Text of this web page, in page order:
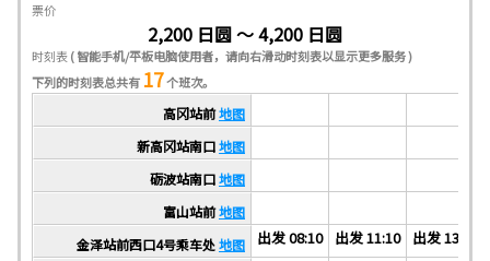
票价
2,200 日圆 ～ 4,200 日圆
时刻表( 智能手机/平板电脑使用者，请向右滑动时刻表以显示更多服务 )
下列的时刻表总共有 17个班次。
高冈站前地图
新高冈站南口地图
砺波站南口地图
富山站前地图
金泽站前西口4号乘车处地图 出发 08:10 出发 11:10 出发 13:20